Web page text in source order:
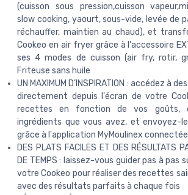
(cuisson sous pression,cuisson
slow cooking, yaourt, sous-vide, levée de
réchauffer, maintien au chaud), et
Cookeo en air fryer grâce à l'accessoire
ses 4 modes de cuisson (air fry, rotir,
Friteuse sans huile
UN MAXIMUM D’INSPIRATION : accédez à
directement depuis l'écran de votre
recettes en fonction de vos goûts,
ingrédients que vous avez, et envoyez-
grâce à l'application MyMoulinex connectée
DES PLATS FACILES ET DES RÉSULTATS
DE TEMPS : laissez-vous guider pas à pas
votre Cookeo pour réaliser des recettes
avec des résultats parfaits à chaque fois